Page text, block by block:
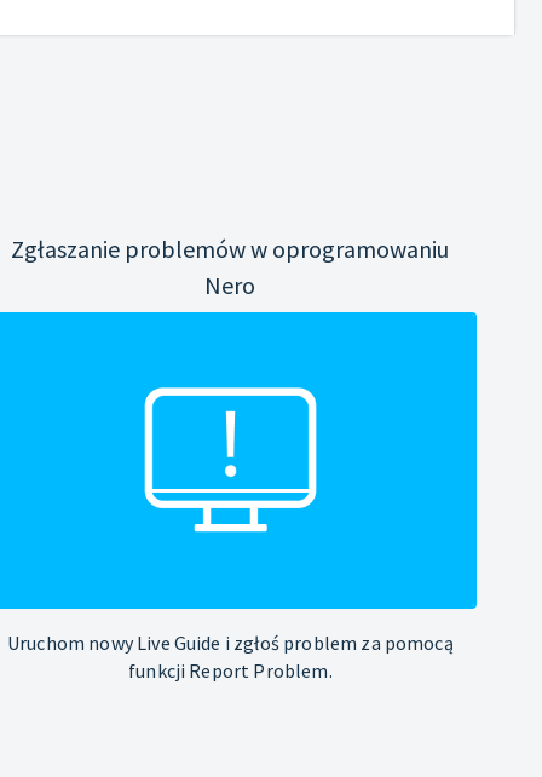
Zgłaszanie problemów w oprogramowaniu
Nero
Uruchom nowy Live Guide i zgłoś problem za pomocą
funkcji Report Problem.